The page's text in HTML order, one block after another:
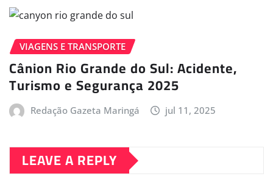
VIAGENS E TRANSPORTE
Cânion Rio Grande do Sul: Acidente,
Turismo e Segurança 2025
Redação Gazeta Maringá jul 11, 2025
LEAVE A REPLY